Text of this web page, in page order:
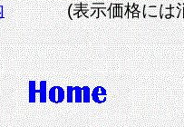
(表示価格には